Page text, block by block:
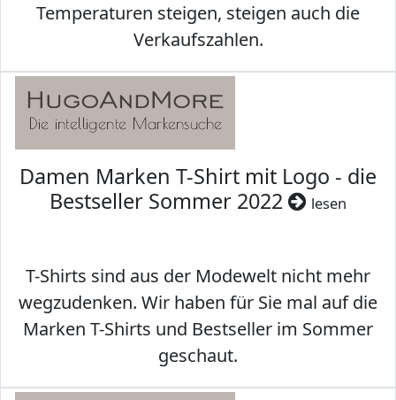
Temperaturen steigen, steigen auch die
Verkaufszahlen.
Damen Marken T-Shirt mit Logo - die
Bestseller Sommer 2022
lesen
T-Shirts sind aus der Modewelt nicht mehr
wegzudenken. Wir haben für Sie mal auf die
Marken T-Shirts und Bestseller im Sommer
geschaut.